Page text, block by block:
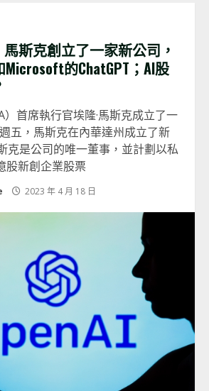
馬斯克創立了一家新公司，
Microsoft的ChatGPT；AI股
）首席執行官埃隆·馬斯克成立了一
五，馬斯克在內華達州成立了新
克是公司的唯一董事，並計劃以私
股新創企業股票
2023 年 4 月 18 日